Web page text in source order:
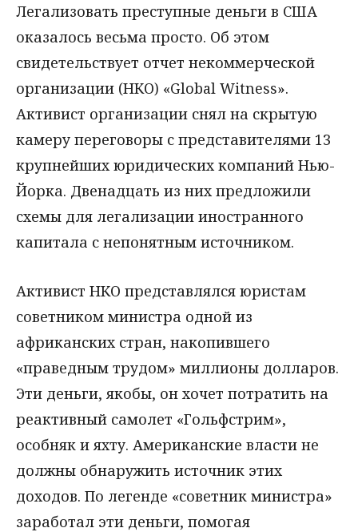
Легализовать преступные деньги в США
оказалось весьма просто. Об этом
свидетельствует отчет некоммерческой
организации (НКО) «Global Witness».
Активист организации снял на скрытую
камеру переговоры с представителями 13
крупнейших юридических компаний Нью-
Йорка. Двенадцать из них предложили
схемы для легализации иностранного
капитала с непонятным источником.
Активист НКО представлялся юристам
советником министра одной из
африканских стран, накопившего
«праведным трудом» миллионы долларов.
Эти деньги, якобы, он хочет потратить на
реактивный самолет «Гольфстрим»,
особняк и яхту. Американские власти не
должны обнаружить источник этих
доходов. По легенде «советник министра»
заработал эти деньги, помогая